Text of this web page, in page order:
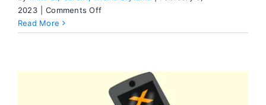
2023
Comments Offon
Boga
natury
Read More